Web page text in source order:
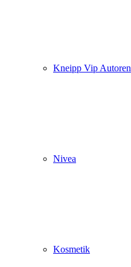
Kneipp Vip Autoren
Nivea
Kosmetik